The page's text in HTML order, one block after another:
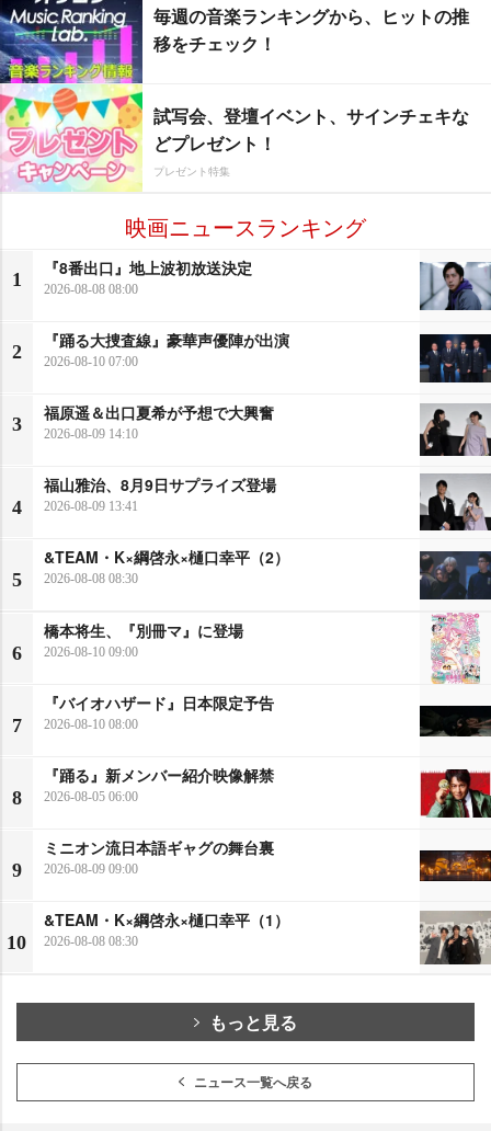
毎週の音楽ランキングから、ヒットの推
移をチェック！
試写会、登壇イベント、サインチェキな
どプレゼント！
プレゼント特集
映画ニュースランキング
1
『8番出口』地上波初放送決定
2026-08-08 08:00
2
『踊る大捜査線』豪華声優陣が出演
2026-08-10 07:00
3
福原遥＆出口夏希が予想で大興奮
2026-08-09 14:10
4
福山雅治、8月9日サプライズ登場
2026-08-09 13:41
5
&TEAM・K×綱啓永×樋口幸平（2）
2026-08-08 08:30
6
橋本将生、『別冊マ』に登場
2026-08-10 09:00
7
『バイオハザード』日本限定予告
2026-08-10 08:00
8
『踊る』新メンバー紹介映像解禁
2026-08-05 06:00
9
ミニオン流日本語ギャグの舞台裏
2026-08-09 09:00
10
&TEAM・K×綱啓永×樋口幸平（1）
2026-08-08 08:30
もっと見る
ニュース一覧へ戻る